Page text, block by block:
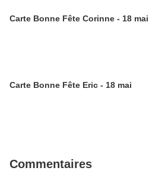
Carte Bonne Fête Corinne - 18 mai
Carte Bonne Fête Eric - 18 mai
Commentaires